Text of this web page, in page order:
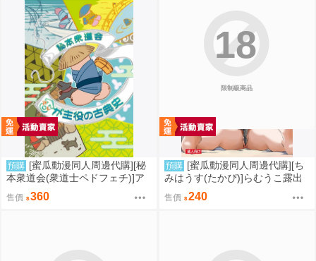
預購 [蜜瓜動漫同人周邊代購][秘
本衆道会(衆道士ペドフェチ)]ア
レが主役の古典史(同人誌)
售價 360
限制級商品
18
預購 [蜜瓜動漫同人周邊代購][ち
みはうす(たかぴ)]らむうこ露出
物語4(同人誌)
售價 240